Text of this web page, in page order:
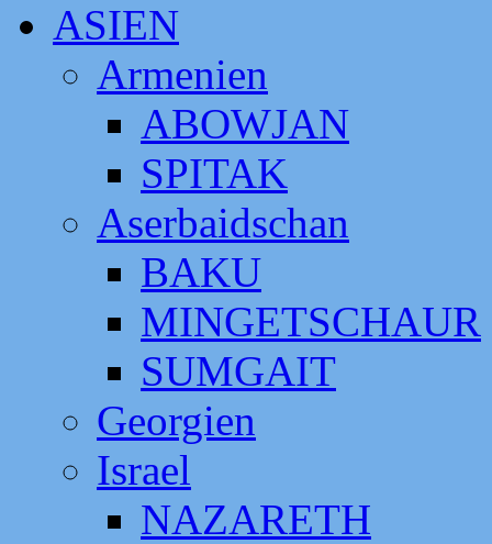
ASIEN
Armenien
ABOWJAN
SPITAK
Aserbaidschan
BAKU
MINGETSCHAUR
SUMGAIT
Georgien
Israel
NAZARETH